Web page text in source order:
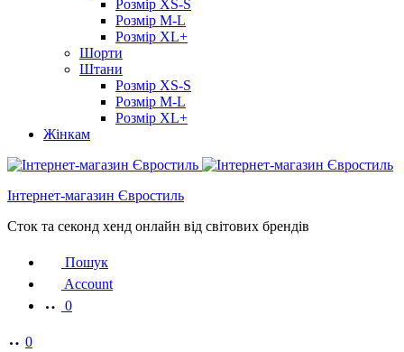
Розмір XS-S
Розмір M-L
Розмір XL+
Шорти
Штани
Розмір XS-S
Розмір M-L
Розмір XL+
Жінкам
Інтернет-магазин Євростиль
Сток та секонд хенд онлайн від світових брендів
Пошук
Account
0
0